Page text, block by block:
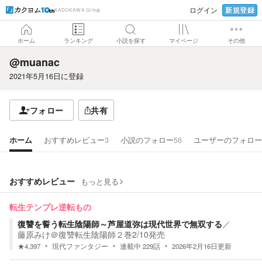
KADOKAWA Group ログイン 新規登録
ホーム ランキング 小説を探す マイページ その他
@muanac
2021年5月16日に登録
フォロー 共有
ホーム おすすめレビュー3 小説のフォロー56 ユーザーのフォロー
おすすめレビュー もっと見る
転生テンプレ逆転もの
復讐を誓う転生陰陽師～芦屋道弥は現代世界で無双する／
藤原みけ＠復讐転生陰陽師２巻2/10発売
★4,397 現代ファンタジー 連載中 229話 2026年2月16日更新